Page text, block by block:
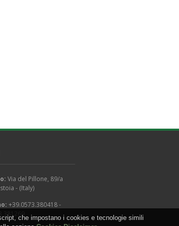
Via del Pillone, 89/a
- (Italy)
+39.0573.380418 -
che impostano i cookies e tecnologie simili